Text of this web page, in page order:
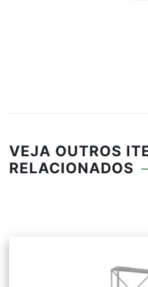
VEJA OUTROS
RELACIONADOS